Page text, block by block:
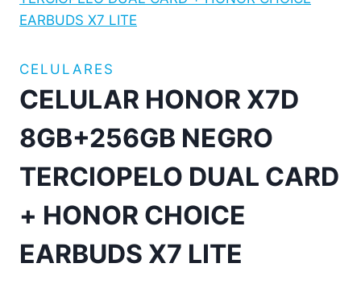
CELULARES
CELULAR HONOR X7D
8GB+256GB NEGRO
TERCIOPELO DUAL CARD
+ HONOR CHOICE
EARBUDS X7 LITE